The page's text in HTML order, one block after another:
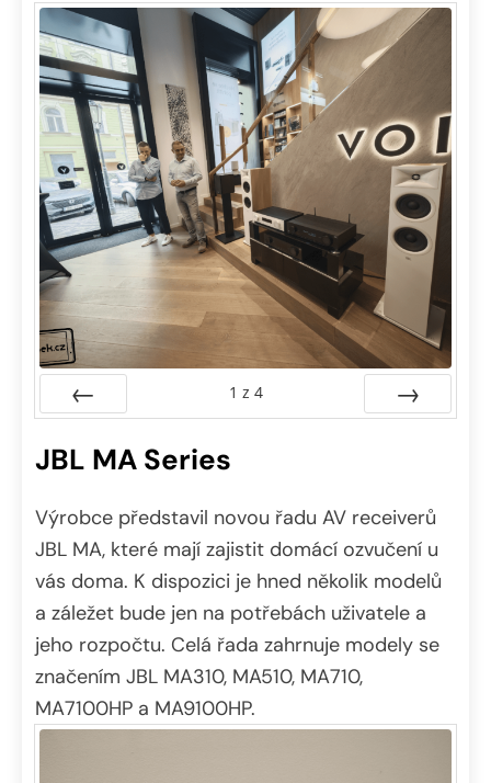
1 z 4
JBL MA Series
Výrobce představil novou řadu AV receiverů
JBL MA, které mají zajistit domácí ozvučení u
vás doma. K dispozici je hned několik modelů
a záležet bude jen na potřebách uživatele a
jeho rozpočtu. Celá řada zahrnuje modely se
značením JBL MA310, MA510, MA710,
MA7100HP a MA9100HP.